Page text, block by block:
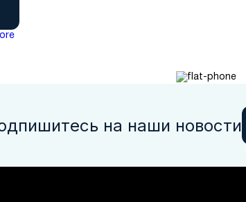
на наши новости